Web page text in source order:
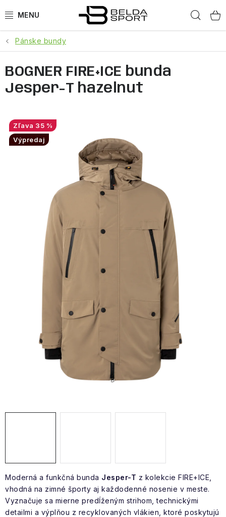
na
ŠPORTY
BEH
BOGNER
GOLDBERGH
OBLEČENIE
NAŠE SLUŽBY
VÝPREDAJ
Doprava a platba
Pánske bundy
Moderná a funkčná bunda Jesper-T z kolekcie FIRE+ICE,
vhodná na zimné športy aj každodenné nosenie v meste.
Vyznačuje sa mierne predĺženým strihom, technickými
detailmi a výplňou z recyklovaných vlákien, ktoré poskytujú
BOGNER FIRE+ICE bunda
Jesper-T hazelnut
35 %
Výpredaj